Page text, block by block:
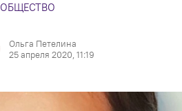
ОБЩЕСТВО
Ольга Петелина
25 апреля 2020, 11:19